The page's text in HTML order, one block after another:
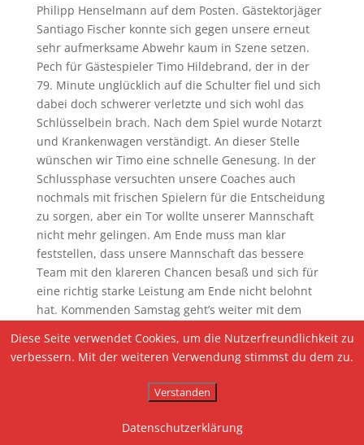
Philipp Henselmann auf dem Posten. Gästektorjäger
Santiago Fischer konnte sich gegen unsere erneut
sehr aufmerksame Abwehr kaum in Szene setzen.
Pech für Gästespieler Timo Hildebrand, der in der
79. Minute unglücklich auf die Schulter fiel und sich
dabei doch schwerer verletzte und sich wohl das
Schlüsselbein brach. Nach dem Spiel wurde Notarzt
und Krankenwagen verständigt. An dieser Stelle
wünschen wir Timo eine schnelle Genesung. In der
Schlussphase versuchten unsere Coaches auch
nochmals mit frischen Spielern für die Entscheidung
zu sorgen, aber ein Tor wollte unserer Mannschaft
nicht mehr gelingen. Am Ende muss man klar
feststellen, dass unsere Mannschaft das bessere
Team mit den klareren Chancen besaß und sich für
eine richtig starke Leistung am Ende nicht belohnt
hat. Kommenden Samstag geht’s weiter mit dem
Anstoß ist um 18.00 Uhr.
Latten_Knaller David Müller
Diese Seite verwendet Cookies, um die Nutzerfreundlichkeit zu
verbessern. Mit der weiteren Verwendung stimmst du dem zu.
Verstanden
Datenschutzerklärung